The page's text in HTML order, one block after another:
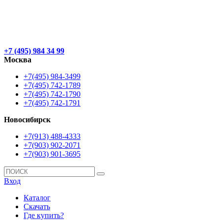
+7 (495) 984 34 99
Москва
+7(495) 984-3499
+7(495) 742-1789
+7(495) 742-1790
+7(495) 742-1791
Новосибирск
+7(913) 488-4333
+7(903) 902-2071
+7(903) 901-3695
Вход
Каталог
Скачать
Где купить?